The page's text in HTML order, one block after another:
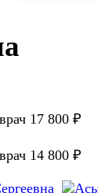
17 800 ₽
14 800 ₽